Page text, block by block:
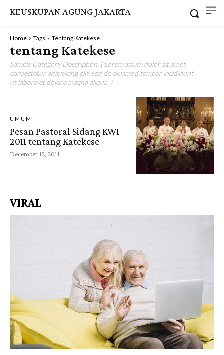
KEUSKUPAN AGUNG JAKARTA
Home Tags Tentang Katekese
tentang Katekese
Sample Category Description. ( Lorem ipsum dolor sit amet,
consectetur adipisicing elit, sed do eiusmod tempor incididunt
ut labore et dolore magna aliqua. )
UMUM
Pesan Pastoral Sidang KWI
2011 tentang Katekese
December 12, 2011
VIRAL